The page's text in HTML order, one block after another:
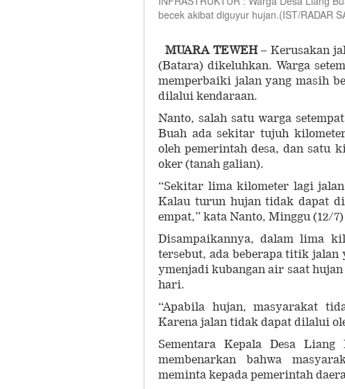
becek akibat diguyur hujan.(IST/RADAR
MUARA TEWEH– Kerusakan
(Batara) dikeluhkan. Warga
memperbaiki jalan yang masih
dilalui kendaraan.
Nanto, salah satu warga
Buah ada sekitar tujuh
oleh pemerintah desa, dan satu
oker (tanah galian).
“Sekitar lima kilometer lagi
Kalau turun hujan tidak dapat
empat,” kata Nanto, Minggu (12/
Disampaikannya, dalam lima
tersebut, ada beberapa titik
ymenjadi kubangan air saat
hari.
“Apabila hujan, masyarakat
Karena jalan tidak dapat dilalui
Sementara Kepala Desa
membenarkan bahwa
meminta kepada pemerintah